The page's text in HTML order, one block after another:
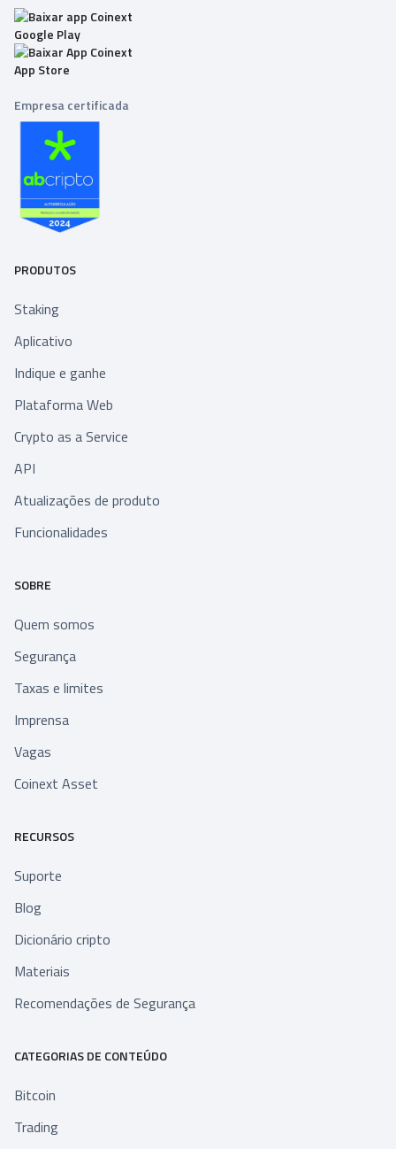
Empresa certificada
PRODUTOS
Staking
Aplicativo
Indique e ganhe
Plataforma Web
Crypto as a Service
API
Atualizações de produto
Funcionalidades
SOBRE
Quem somos
Segurança
Taxas e limites
Imprensa
Vagas
Coinext Asset
RECURSOS
Suporte
Blog
Dicionário cripto
Materiais
Recomendações de Segurança
CATEGORIAS DE CONTEÚDO
Bitcoin
Trading